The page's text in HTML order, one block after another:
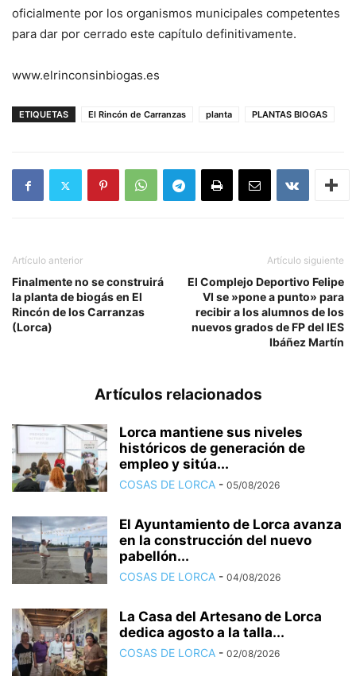
oficialmente por los organismos municipales competentes
para dar por cerrado este capítulo definitivamente.
www.elrinconsinbiogas.es
ETIQUETAS El Rincón de Carranzas planta PLANTAS BIOGAS
Artículo anterior
Finalmente no se construirá
la planta de biogás en El
Rincón de los Carranzas
(Lorca)
Artículo siguiente
El Complejo Deportivo Felipe
VI se »pone a punto» para
recibir a los alumnos de los
nuevos grados de FP del IES
Ibáñez Martín
Artículos relacionados
Lorca mantiene sus niveles
históricos de generación de
empleo y sitúa...
COSAS DE LORCA - 05/08/2026
El Ayuntamiento de Lorca avanza
en la construcción del nuevo
pabellón...
COSAS DE LORCA - 04/08/2026
La Casa del Artesano de Lorca
dedica agosto a la talla...
COSAS DE LORCA - 02/08/2026